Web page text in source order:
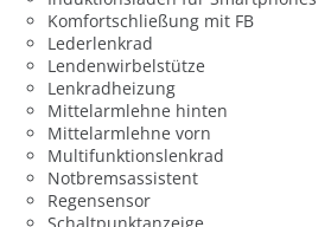
Komfortschließung mit FB
Lederlenkrad
Lendenwirbelstütze
Lenkradheizung
Mittelarmlehne hinten
Mittelarmlehne vorn
Multifunktionslenkrad
Notbremsassistent
Regensensor